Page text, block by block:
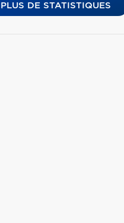
DE STATISTIQUES